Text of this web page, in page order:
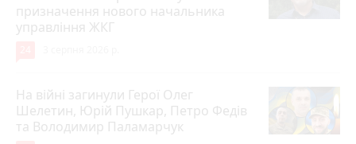
призначення нового начальника
управління ЖКГ
На війні загинули Герої Олег
Шелетин, Юрій Пушкар, Петро Федів
та Володимир Паламарчук